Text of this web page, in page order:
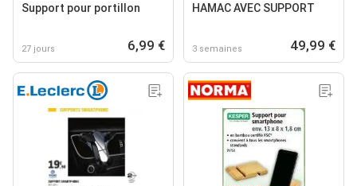
Support pour portillon
27 jours 6,99 €
HAMAC AVEC SUPPORT
3 semaines 49,99 €